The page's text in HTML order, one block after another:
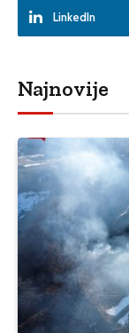
LinkedIn
Najnovije